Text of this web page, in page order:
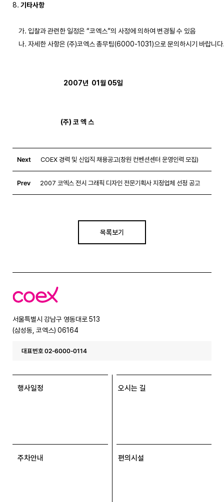
8. 기타사항
    가. 입찰과 관련한 일정은 “코엑스”의 사정에 의하여 변경될 수 있음
나. 자세한 사항은 (주)코엑스 총무팀(6000-1031)으로 문의하시기 바랍니다
2007년  01월 05일
                                (주) 코 엑 스
Next COEX 경력 및 신입직 채용공고(창원 컨벤션센터 운영인력 모집)
Prev 2007 코엑스 전시 그래픽 디자인 전문기획사 지정업체 선정 공고
목록보기
코
엑
서울특별시 강남구 영동대로 513
(삼성동, 코엑스) 06164
대표번호 02-6000-0114
행사일정 오시는 길
주차안내 편의시설